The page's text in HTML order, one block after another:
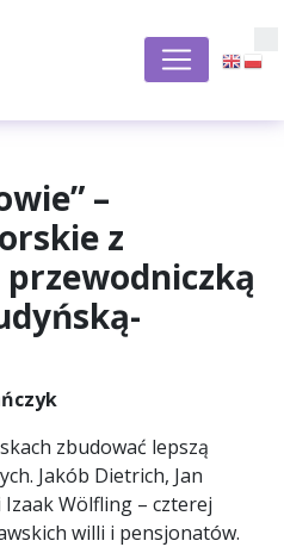
–
z
zbudować lepszą
Jakób Dietrich, Jan
Izaak Wölfling – czterej
willi i pensjonatów.